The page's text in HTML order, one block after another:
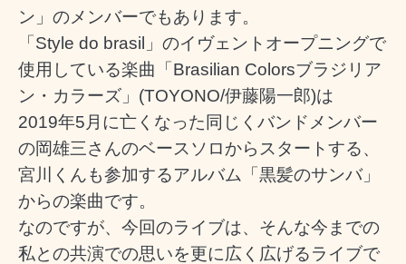
ン」のメンバーでもあります。
「Style do brasil」のイヴェントオープニングで
使用している楽曲「Brasilian Colorsブラジリア
ン・カラーズ」(TOYONO/伊藤陽一郎)は
2019年5月に亡くなった同じくバンドメンバー
の岡雄三さんのベースソロからスタートする、
宮川くんも参加するアルバム「黒髪のサンバ」
からの楽曲です。
なのですが、今回のライブは、そんな今までの
私との共演での思いを更に広く広げるライブで